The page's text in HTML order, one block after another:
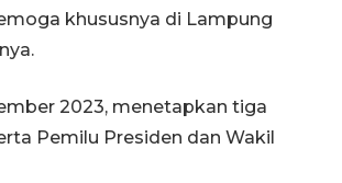
khususnya di Lampung
2023, menetapkan tiga
Pemilu Presiden dan Wakil